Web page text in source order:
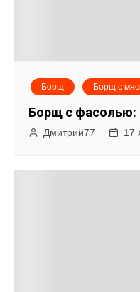
Борщ Борщ с
Борщ с фасолью:
Дмитрий77 17